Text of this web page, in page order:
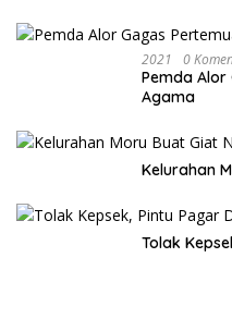
2021
0
Pemda Alor
Agama
Kelurahan